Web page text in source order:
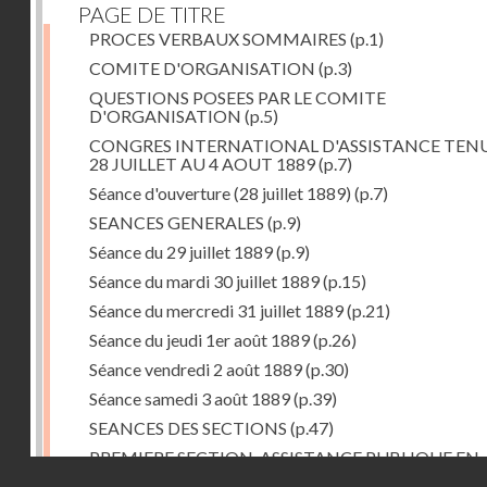
PAGE DE TITRE
PROCES VERBAUX SOMMAIRES (p.1)
COMITE D'ORGANISATION (p.3)
QUESTIONS POSEES PAR LE COMITE
D'ORGANISATION (p.5)
CONGRES INTERNATIONAL D'ASSISTANCE
28 JUILLET AU 4 AOUT 1889(p.7)
Séance d'ouverture (28 juillet 1889) (p.7)
SEANCES GENERALES (p.9)
Séance du 29 juillet 1889(p.9)
Séance du mardi 30 juillet 1889(p.15)
Séance du mercredi 31 juillet 1889(p.21)
Séance du jeudi 1er août 1889(p.26)
Séance vendredi 2 août 1889(p.30)
Séance samedi 3 août 1889(p.39)
SEANCES DES SECTIONS (p.47)
PREMIERE SECTION. ASSISTANCE PUBLIQUE EN